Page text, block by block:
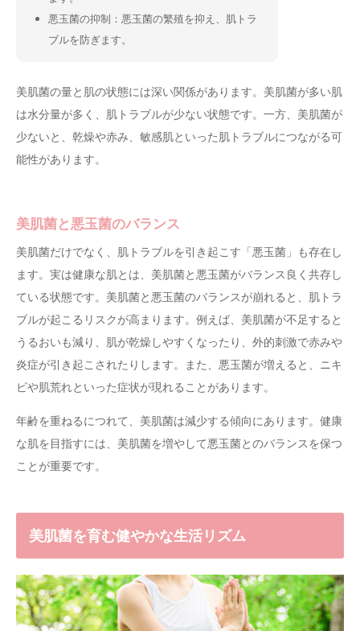
悪玉菌の抑制：悪玉菌の繁殖を抑え、肌トラ
ブルを防ぎます。
美肌菌の量と肌の状態には深い関係があります。美肌菌が多い肌
は水分量が多く、肌トラブルが少ない状態です。一方、美肌菌が
少ないと、乾燥や赤み、敏感肌といった肌トラブルにつながる可
能性があります。
美肌菌と悪玉菌のバランス
美肌菌だけでなく、肌トラブルを引き起こす「悪玉菌」も存在し
ます。実は健康な肌とは、美肌菌と悪玉菌がバランス良く共存し
ている状態です。美肌菌と悪玉菌のバランスが崩れると、肌トラ
ブルが起こるリスクが高まります。例えば、美肌菌が不足すると
うるおいも減り、肌が乾燥しやすくなったり、外的刺激で赤みや
炎症が引き起こされたりします。また、悪玉菌が増えると、ニキ
ビや肌荒れといった症状が現れることがあります。
年齢を重ねるにつれて、美肌菌は減少する傾向にあります。健康
な肌を目指すには、美肌菌を増やして悪玉菌とのバランスを保つ
ことが重要です。
美肌菌を育む健やかな生活リズム